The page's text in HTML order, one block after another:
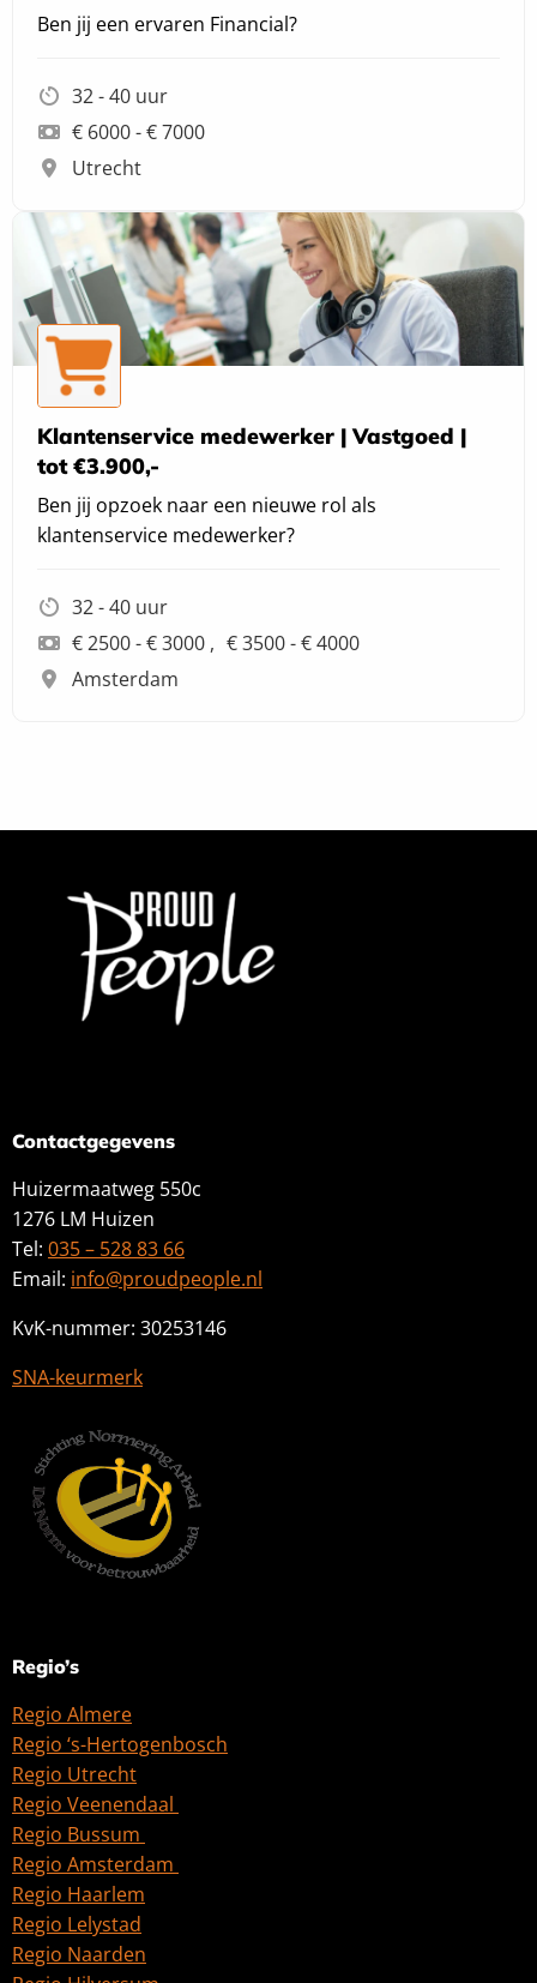
Ben jij een ervaren Financial?
32 - 40 uur
€ 6000 - € 7000
Utrecht
Klantenservice medewerker | Vastgoed |
tot €3.900,-
Ben jij opzoek naar een nieuwe rol als
klantenservice medewerker?
32 - 40 uur
€ 2500 - € 3000
€ 3500 - € 4000
Amsterdam
Contactgegevens
Huizermaatweg 550c
1276 LM Huizen
Tel: 035 – 528 83 66
Email: info@proudpeople.nl
KvK-nummer: 30253146
SNA-keurmerk
Regio’s
Regio Almere
Regio ‘s-Hertogenbosch
Regio Utrecht
Regio Veenendaal
Regio Bussum
Regio Amsterdam
Regio Haarlem
Regio Lelystad
Regio Naarden